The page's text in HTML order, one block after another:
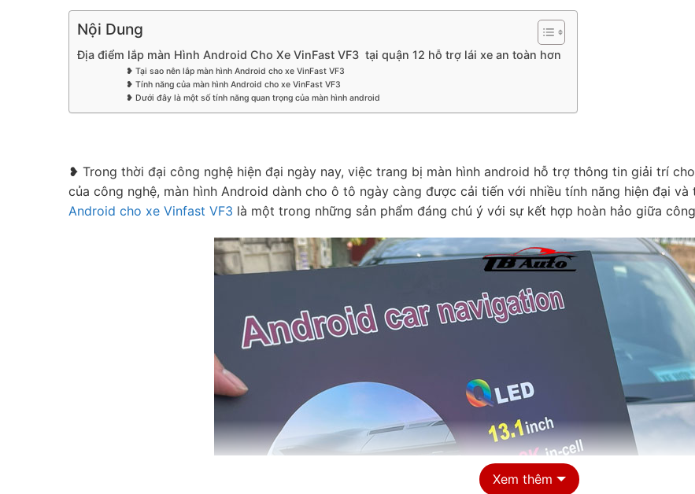
Nội Dung
Địa điểm lắp màn Hình Android Cho Xe VinFast VF3 tại quận 12 hỗ trợ lái xe an toàn hơn
❥ Tại sao nên lắp màn hình Android cho xe VinFast VF3
❥ Tính năng của màn hình Android cho xe VinFast VF3
❥ Dưới đây là một số tính năng quan trọng của màn hình android
❥ Trong thời đại công nghệ hiện đại ngày nay, việc trang bị màn hình android hỗ trợ thông tin giải trí
của công nghệ, màn hình Android dành cho ô tô ngày càng được cải tiến với nhiều tính năng hiện đại và
Android cho xe Vinfast VF3 là một trong những sản phẩm đáng chú ý với sự kết hợp hoàn hảo giữa
Xem thêm